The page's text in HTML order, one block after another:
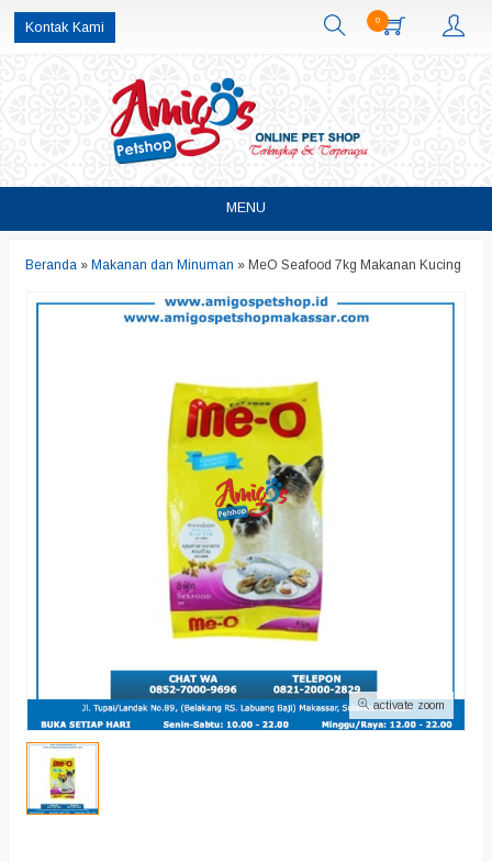
Kontak Kami 0
MENU
Beranda » Makanan dan Minuman » MeO Seafood 7kg Makanan Kucing
activate zoom